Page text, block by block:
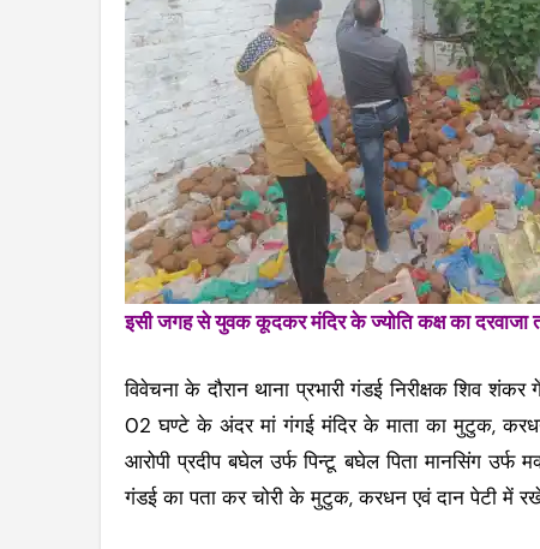
इसी जगह से युवक कूदकर मंदिर के ज्योति कक्ष का दरवाजा
विवेचना के दौरान थाना प्रभारी गंडई निरीक्षक शिव
02 घण्टे के अंदर मां गंगई मंदिर के माता का मुटुक,
आरोपी प्रदीप बघेल उर्फ पिन्टू बघेल पिता मानसिंग उर्फ
गंडई का पता कर चोरी के मुटुक, करधन एवं दान पेटी में रखे